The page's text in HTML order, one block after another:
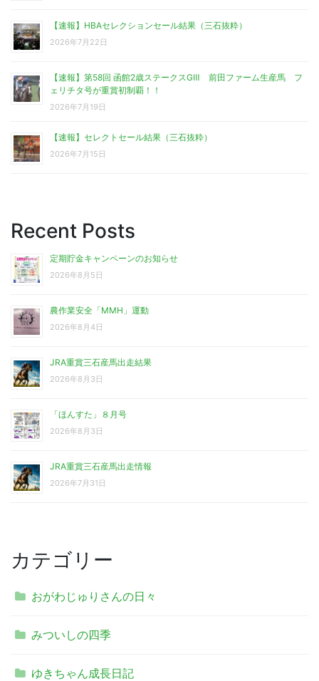
【速報】HBAセレクションセール結果（三石抜粋）
2026年7月22日
【速報】第58回 函館2歳ステークスGⅢ 前田ファーム生産馬 フ
ェリチタ号が重賞初制覇！！
2026年7月19日
【速報】セレクトセール結果（三石抜粋）
2026年7月15日
Recent Posts
定期貯金キャンペーンのお知らせ
2026年8月5日
農作業安全「MMH」運動
2026年8月4日
JRA重賞三石産馬出走結果
2026年8月3日
「ほんすた」８月号
2026年8月3日
JRA重賞三石産馬出走情報
2026年7月31日
カテゴリー
おがわじゅりさんの日々
みついしの四季
ゆきちゃん成長日記